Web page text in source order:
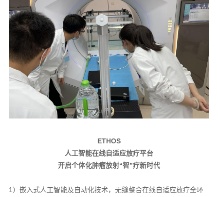
ETHOS
人工智能在线自适应放疗平台
开启个体化肿瘤放射“智”疗新时代
1）嵌入式人工智能及自动化技术，无缝整合在线自适应放疗全环